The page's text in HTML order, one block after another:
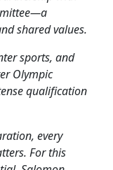
shared values.
sports, and
Olympic
qualification
every
For this